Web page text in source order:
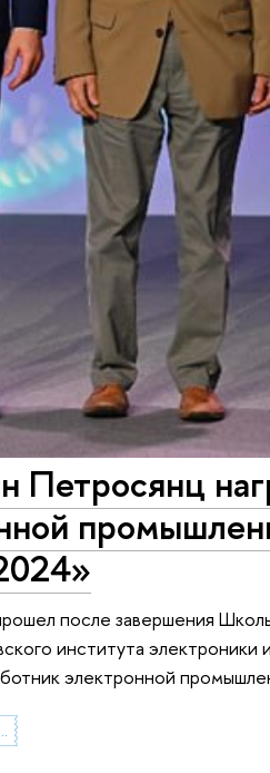
после завершения
института
электронной
Московский институт электроники и математики им. А.Н. Тихонова